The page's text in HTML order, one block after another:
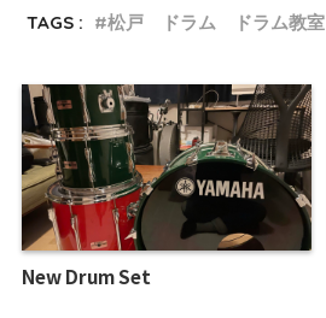
TAGS :
松戸 ドラム ドラム教室
New Drum Set